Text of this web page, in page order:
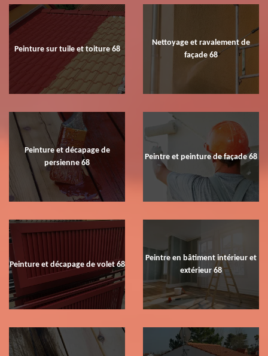
Peinture sur tuile et toiture 68
Nettoyage et ravalement de
façade 68
Peinture et décapage de
persienne 68
Peintre et peinture de façade 68
Peinture et décapage de volet 68
Peintre en bâtiment intérieur et
extérieur 68